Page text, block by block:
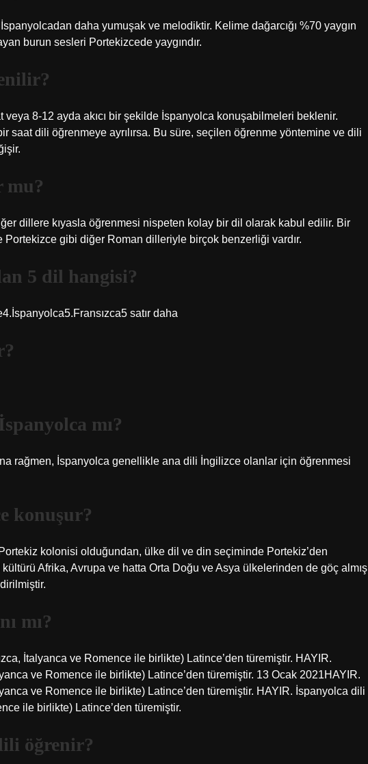
daha yumuşak ve melodiktir. Kelime dağarcığı %70 yaygın
burun sesleri Portekizcede yaygındır.
8-12 ayda akıcı bir şekilde İspanyolca konuşabilmeleri beklenir.
saat dili öğrenmeye ayrılırsa. Bu süre, seçilen öğrenme yöntemine ve dili
mu?
dillere kıyasla öğrenmesi nispeten kolay bir dil olarak kabul edilir. Bir
Portekizce gibi diğer Roman dilleriyle birçok benzerliği vardır.
5 dil hangisi?
satır daha
mı?
rağmen, İspanyolca genellikle ana dili İngilizce olanlar için öğrenmesi
konuşur?
kolonisi olduğundan, ülke dil ve din seçiminde Portekiz’den
Afrika, Avrupa ve hatta Orta Doğu ve Asya ülkelerinden de göç almış
mı?
İtalyanca ve Romence ile birlikte) Latince’den türemiştir. HAYIR.
ve Romence ile birlikte) Latince’den türemiştir. 13 Ocak 2021HAYIR.
ve Romence ile birlikte) Latince’den türemiştir. HAYIR. İspanyolca dili
ile birlikte) Latince’den türemiştir.
öğrenir?